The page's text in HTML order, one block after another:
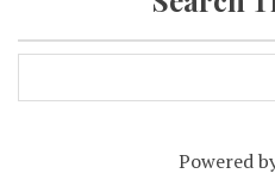
Powered